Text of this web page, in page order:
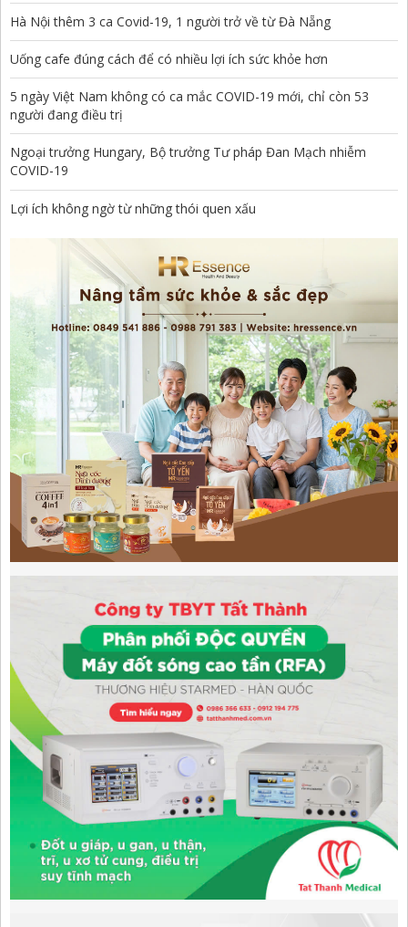
Hà Nội thêm 3 ca Covid-19, 1 người trở về từ Đà Nẵng
Uống cafe đúng cách để có nhiều lợi ích sức khỏe hơn
5 ngày Việt Nam không có ca mắc COVID-19 mới, chỉ còn 53
người đang điều trị
Ngoại trưởng Hungary, Bộ trưởng Tư pháp Đan Mạch nhiễm
COVID-19
Lợi ích không ngờ từ những thói quen xấu